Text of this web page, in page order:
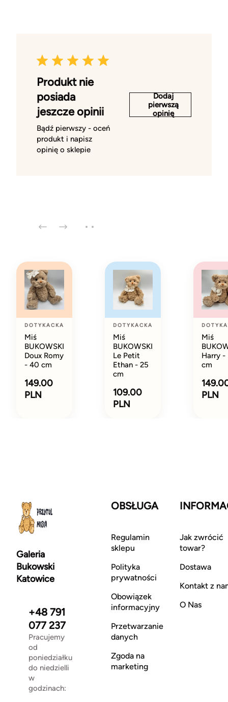
Produkt nie
posiada
jeszcze opinii
Bądź pierwszy - oceń
produkt i napisz
opinię o sklepie
Dodaj
pierwszą
opinię
DOTYKACKA
Miś
BUKOWSKI
Doux Romy
- 40 cm
149.00
PLN
DOTYKACKA
Miś
BUKOWSKI
Le Petit
Ethan - 25
cm
109.00
PLN
Miś
Harry -
cm
PLN
Galeria
Bukowski
Katowice
+48 791
077 237
Pracujemy
od
poniedziałku
do niedzielli
w
godzinach:
OBSŁUGA
Regulamin
sklepu
Polityka
prywatności
Obowiązek
informacyjny
Przetwarzanie
danych
Zgoda na
marketing
Jak zwrócić
towar?
Dostawa
Kontakt z
O Nas